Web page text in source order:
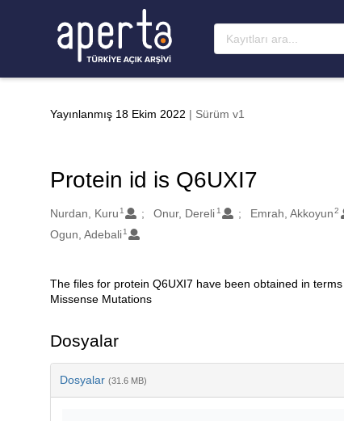
Yayınlanmış 18 Ekim 2022 | Sürüm v1
Protein id is Q6UXI7
Oluşturanlar
Nurdan, Kuru 1 Onur, Dereli 1 Emrah, Akkoyun 2
Ogun, Adebali 1
Açıklama
The files for protein Q6UXI7 have been obtained in
Missense Mutations
Dosyalar
Dosyalar (31.6 MB)